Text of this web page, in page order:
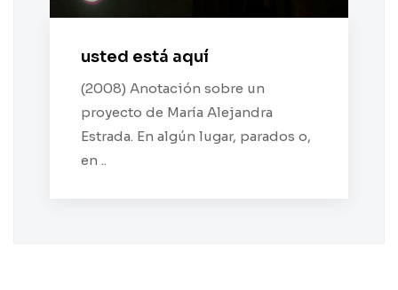
usted está aquí
(2008) Anotación sobre un
proyecto de María Alejandra
Estrada. En algún lugar, parados o,
en ..